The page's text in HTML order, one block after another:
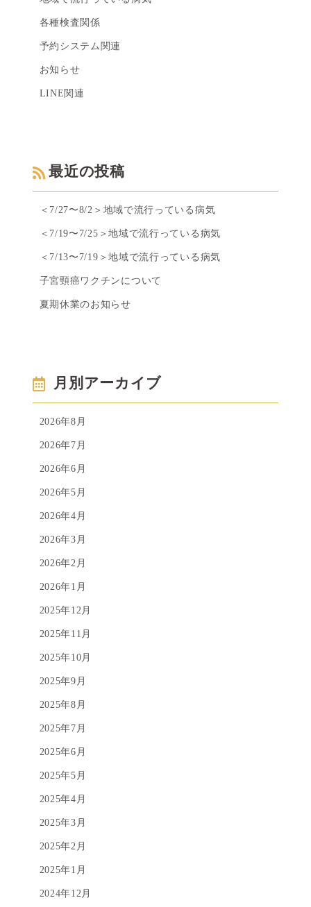
各種検査関係
予約システム関連
お知らせ
LINE関連
最近の投稿
＜7/27〜8/2＞地域で流行っている病気
＜7/19〜7/25＞地域で流行っている病気
＜7/13〜7/19＞地域で流行っている病気
子宮頸癌ワクチンについて
夏期休業のお知らせ
月別アーカイブ
2026年8月
2026年7月
2026年6月
2026年5月
2026年4月
2026年3月
2026年2月
2026年1月
2025年12月
2025年11月
2025年10月
2025年9月
2025年8月
2025年7月
2025年6月
2025年5月
2025年4月
2025年3月
2025年2月
2025年1月
2024年12月